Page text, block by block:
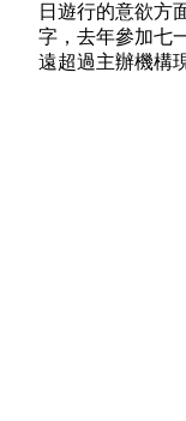
日遊行的意欲方
字，去年參加七
遠超過主辦機構